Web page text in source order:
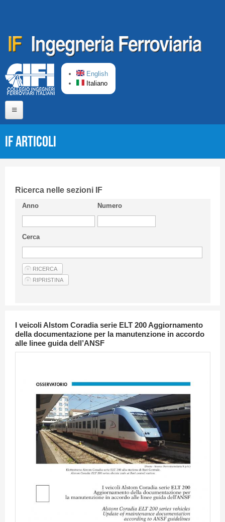
English
Italiano
CIFI in breve
Linee Guida
Privacy Policy
Articoli
IF Articoli
Ricerca nelle sezioni IF
Anno Numero
Cerca
I veicoli Alstom Coradia serie ELT 200 Aggiornamento
della documentazione per la manutenzione in accordo
alle linee guida dell’ANSF